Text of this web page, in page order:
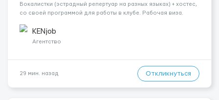
Вокалистки (эстрадный репертуар на разных языках) + хостеc,
со своей программой для работы в клубе. Рабочая виза.
одного до трех месяцев. Мед. страховка. Высокая зарплат...
KENjob
Агентство
29 мин. назад Откликнуться